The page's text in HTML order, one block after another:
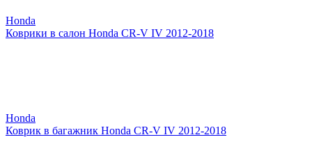
Honda
Коврики в салон Honda CR-V IV 2012-2018
Honda
Коврик в багажник Honda CR-V IV 2012-2018